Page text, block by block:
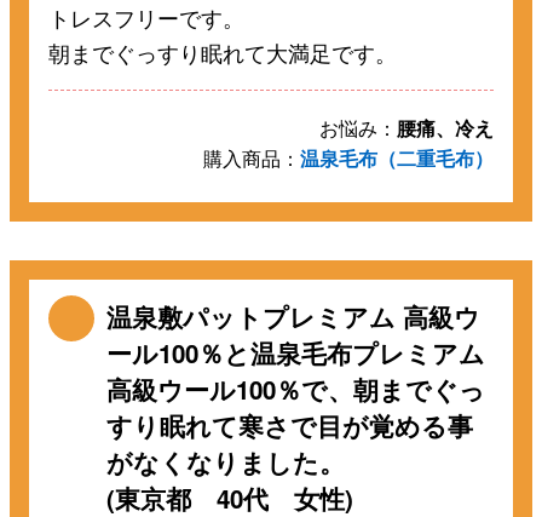
トレスフリーです。
朝までぐっすり眠れて大満足です。
お悩み： 腰痛、冷え
購入商品： 温泉毛布（二重毛布）
温泉敷パットプレミアム 高級ウ
ール100％と温泉毛布プレミアム
高級ウール100％で、朝までぐっ
すり眠れて寒さで目が覚める事
がなくなりました。
(東京都 40代 女性)